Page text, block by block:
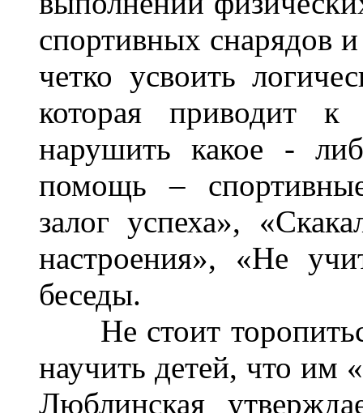
спортивных снарядов
четко усвоить
которая приводит к
нарушить какое -
помощь –
залог успеха»,
настроения», «Не
беседы.
Не стоит
научить детей, что им
Люблинская